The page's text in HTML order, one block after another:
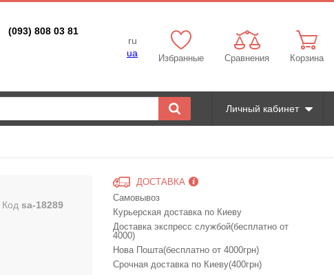
(093) 808 03 81
ru
ua
Избранные Сравнения Корзина
Личный кабинет
Код sa-18289
ДОСТАВКА
Самовывоз
Курьерская доставка по Киеву
Доставка экспресс службой(бесплатно от
4000)
Нова Пошта(бесплатно от 4000грн)
Срочная доставка по Киеву(400грн)